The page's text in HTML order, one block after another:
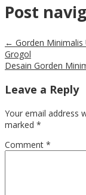
Post
← Gorden Minimalis
Grogol
Desain Gorden
Leave a Reply
Your email address
marked *
Comment *